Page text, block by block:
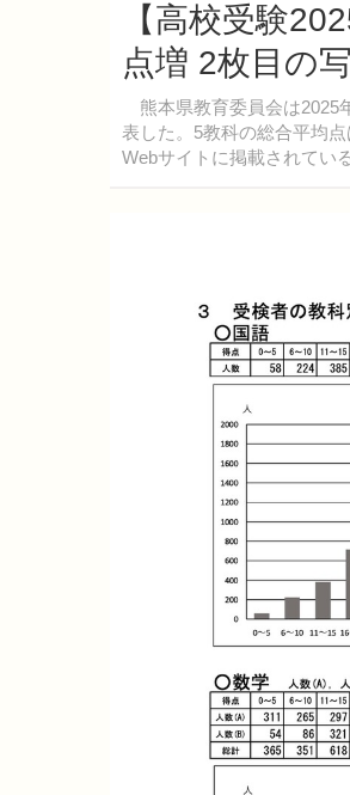
【高校受験
点増 2枚目の
熊本県教育委員会は2025
表した。5教科の総合平均
Webサイトに掲載されている